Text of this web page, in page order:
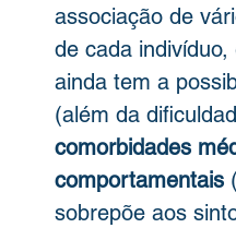
associação de
de cada
ainda tem a
(além da
comorbidades
comportamentais
sobrepõe aos